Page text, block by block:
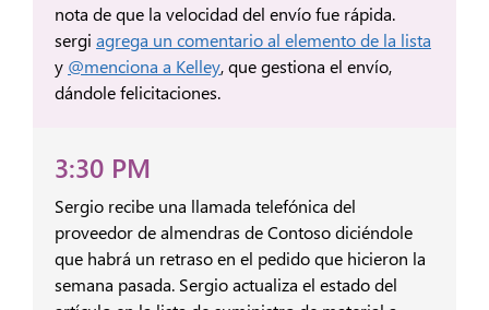
nota de que la velocidad del envío fue rápida.
sergi agrega un comentario al elemento de la lista
y @menciona a Kelley, que gestiona el envío,
dándole felicitaciones.
3:30 PM
Sergio recibe una llamada telefónica del
proveedor de almendras de Contoso diciéndole
que habrá un retraso en el pedido que hicieron la
semana pasada. Sergio actualiza el estado del